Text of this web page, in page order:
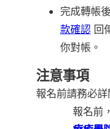
完成轉帳
款確認 回
你對帳。
注意事項
報名前請務必
報名前